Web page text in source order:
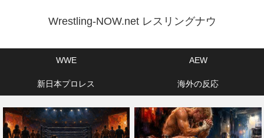
Wrestling-NOW.net レスリングナウ
WWE AEW
新日本プロレス 海外の反応